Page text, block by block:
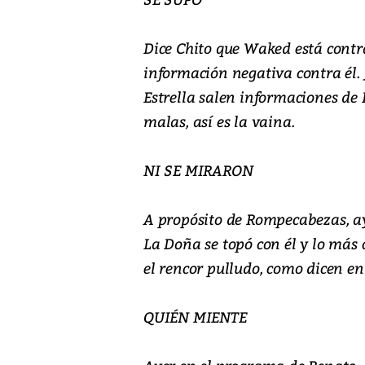
Dice Chito que Waked está
información negativa contra él.
Estrella salen informaciones de
malas, así es la vaina.
NI SE MIRARON
A propósito de Rompecabezas,
La Doña se topó con él y lo más
el rencor pulludo, como dicen
QUIÉN MIENTE